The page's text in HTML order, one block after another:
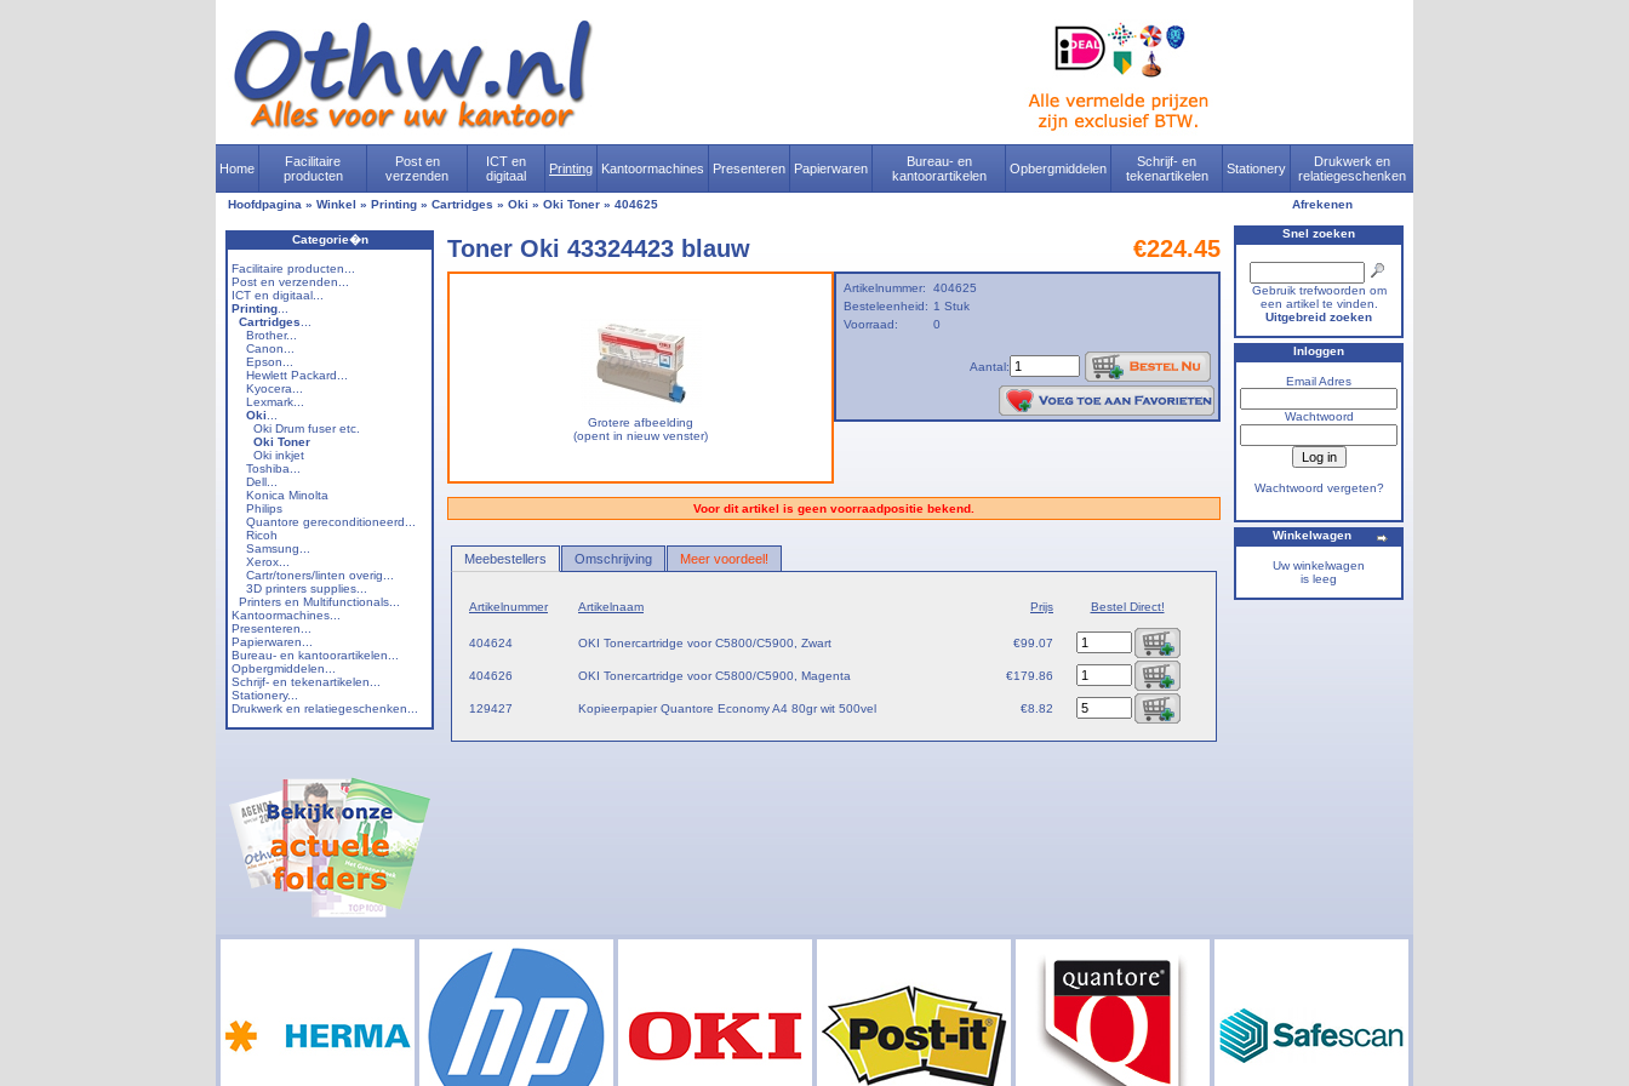
Home
Facilitaire
producten
Post en
verzenden
ICT en
digitaal
Printing Kantoormachines Presenteren Papierwaren
Bureau- en
kantoorartikelen
Opbergmiddelen
Schrijf- en
tekenartikelen
Stationery
Drukwerk en
relatiegeschenken
Hoofdpagina » Winkel » Printing » Cartridges » Oki » Oki Toner » 404625 Afrekenen
Categorie�n
Facilitaire producten...
Post en verzenden...
ICT en digitaal...
Printing
Cartridges
Brother...
Canon...
Epson...
Hewlett Packard...
Kyocera...
Lexmark...
Oki
Oki Drum fuser etc.
Oki Toner
Oki inkjet
Toshiba...
Dell...
Konica Minolta
Philips
Quantore gereconditioneerd...
Ricoh
Samsung...
Xerox...
Cartr/toners/linten overig...
3D printers supplies...
Printers en Multifunctionals...
Kantoormachines...
Presenteren...
Papierwaren...
Bureau- en kantoorartikelen...
Opbergmiddelen...
Schrijf- en tekenartikelen...
Stationery...
Drukwerk en relatiegeschenken...
Toner Oki 43324423 blauw €224.45
Grotere afbeelding
(opent in nieuw venster)
Artikelnummer:
404625
Besteleenheid: 1 Stuk
Voorraad:
0
Aantal:
Voor dit artikel is geen voorraadpositie bekend.
Meebestellers Omschrijving Meer voordeel!
Artikelnummer Artikelnaam Prijs Bestel Direct!
404624 OKI Tonercartridge voor C5800/C5900, Zwart €99.07
404626 OKI Tonercartridge voor C5800/C5900, Magenta €179.86
129427 Kopieerpapier Quantore Economy A4 80gr wit 500vel €8.82
Snel zoeken
Gebruik trefwoorden om
een artikel te vinden.
Uitgebreid zoeken
Inloggen
Email Adres
Wachtwoord
Wachtwoord vergeten?
Winkelwagen
Uw winkelwagen
is leeg